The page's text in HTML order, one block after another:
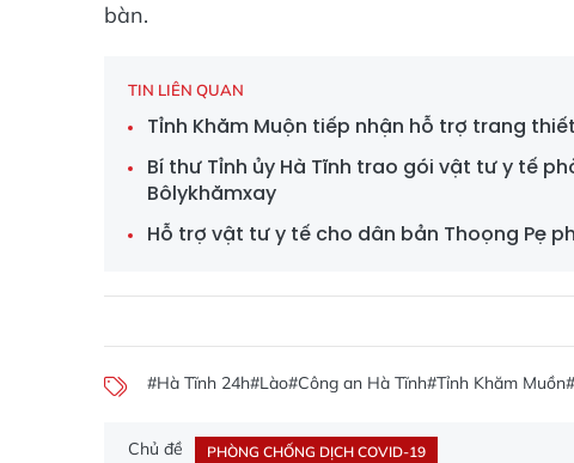
bàn.
TIN LIÊN QUAN
Tỉnh Khăm Muộn tiếp nhận hỗ trợ trang
Bí thư Tỉnh ủy Hà Tĩnh trao gói vật tư y tế
Bôlykhămxay
Hỗ trợ vật tư y tế cho dân bản Thoọng Pẹ
#Hà Tĩnh 24h#Lào#Công an Hà Tĩnh#Tỉnh Khăm Muồn
Chủ đề PHÒNG CHỐNG DỊCH COVID-19